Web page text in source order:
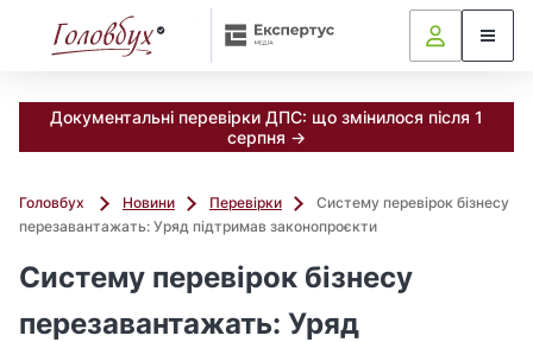
Документальні перевірки ДПС: що змінилося після 1
серпня →
Головбух Новини Перевірки
Систему перевірок бізнесу
перезавантажать: Уряд підтримав законопроєкти
Систему перевірок бізнесу
перезавантажать: Уряд